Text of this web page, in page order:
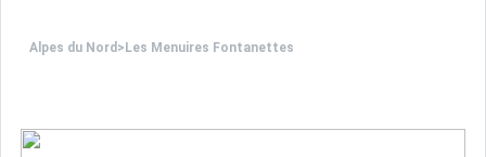
Alpes du Nord > Les Menuires Fontanettes